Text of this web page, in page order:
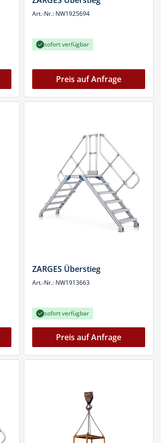
Art.-Nr.: NW1925694
sofort verfügbar
Preis auf Anfrage
ZARGES Überstieg
Art.-Nr.: NW1913663
sofort verfügbar
Preis auf Anfrage